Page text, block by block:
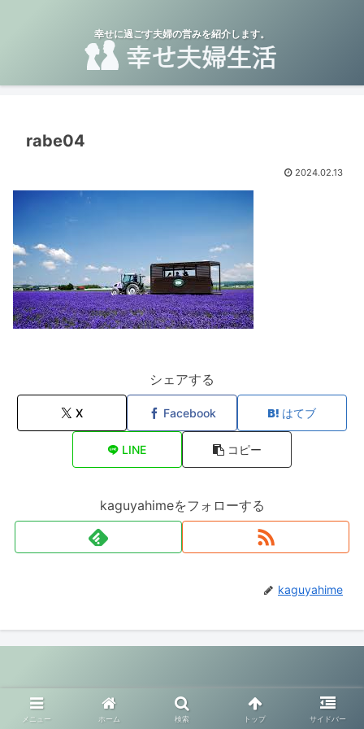
幸せに過ごす夫婦の営みを紹介します。
rabe04
2024.02.13
シェアする
X Facebook はてブ
LINE コピー
kaguyahimeをフォローする
kaguyahime
© 2020 幸せ夫婦生活.
メニュー ホーム 検索 トップ サイドバー